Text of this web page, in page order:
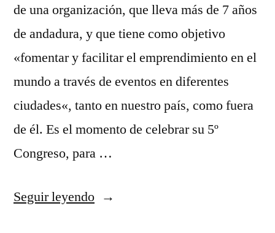
de una organización, que lleva más de 7 años
de andadura, y que tiene como objetivo
«fomentar y facilitar el emprendimiento en el
mundo a través de eventos en diferentes
ciudades«, tanto en nuestro país, como fuera
de él. Es el momento de celebrar su 5º
Congreso, para …
Seguir leyendo«Fundación